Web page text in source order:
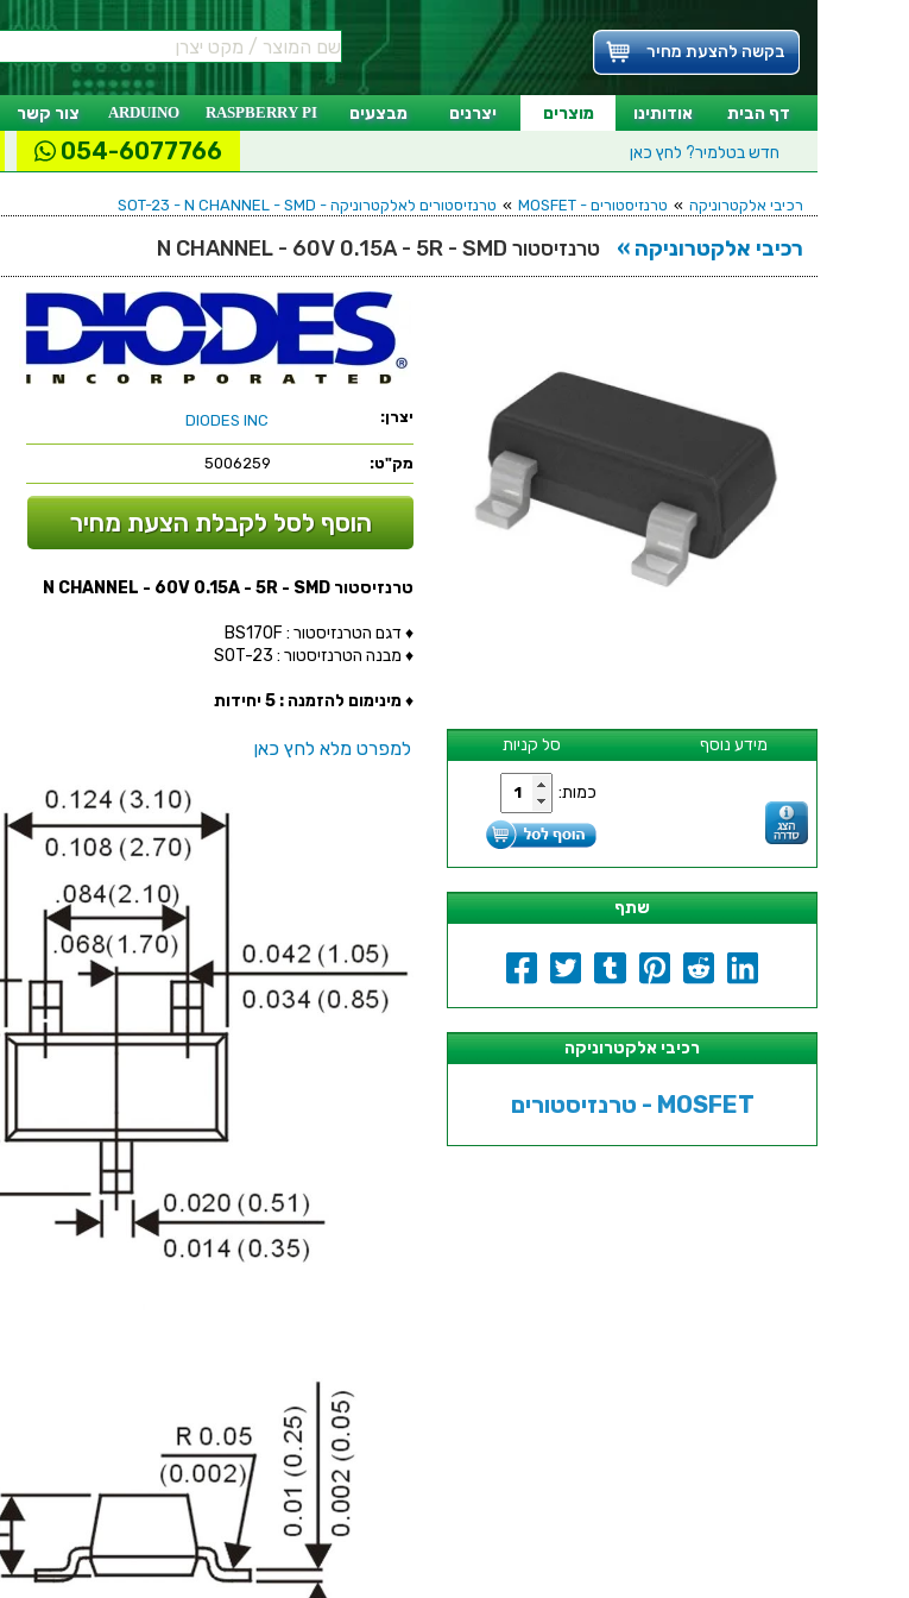
בקשה להצעת מחיר
דף הבית אודותינו מוצרים יצרנים מבצעים RASPBERRY PI
ARDUINO צור קשר
חדש בטלמיר? לחץ כאן 054-6077766
רכיבי אלקטרוניקה » טרנזיסטורים - MOSFET » טרנזיסטורים לאלקטרוניקה - SOT-23 - N CHANNEL - SMD
רכיבי אלקטרוניקה » טרנזיסטור N CHANNEL - 60V 0.15A - 5R - SMD
סל קניות מידע נוסף
כמות:
שתף
רכיבי אלקטרוניקה
טרנזיסטורים - MOSFET
יצרן: DIODES INC
מק"ט: 5006259
הוסף לסל לקבלת הצעת מחיר
טרנזיסטור N CHANNEL - 60V 0.15A - 5R - SMD
♦ דגם הטרנזיסטור : BS170F
♦ מבנה הטרנזיסטור : SOT-23
♦מינימום להזמנה : 5 יחידות
למפרט מלא לחץ כאן